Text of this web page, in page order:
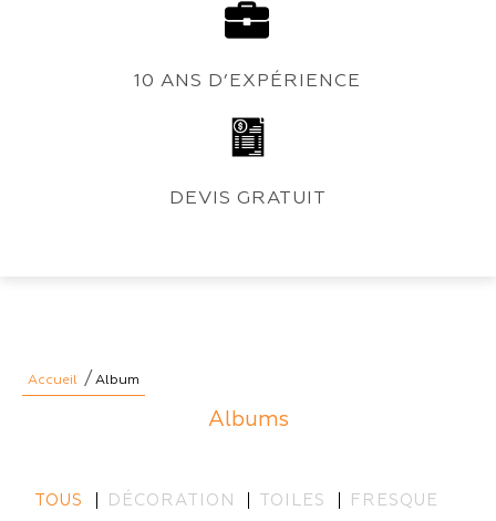
10 ANS D’EXPÉRIENCE
DEVIS GRATUIT
Accueil / Album
Albums
TOUS DÉCORATION TOILES FRESQUE